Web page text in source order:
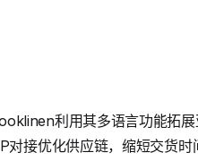
利用其多语言功能拓
接优化供应链，缩短交货时